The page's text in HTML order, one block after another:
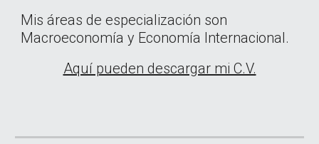
Mis áreas de especialización son
Macroeconomía y Economía Internacional.
Aquí pueden descargar mi C.V.